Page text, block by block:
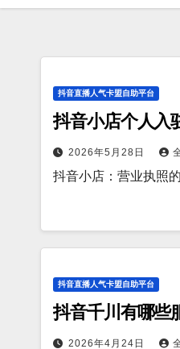
抖音直播人气卡盟自助平台
抖音小店个人入
2026年5月28日
抖音小店：营业执照
抖音直播人气卡盟自助平台
抖音千川有哪些
2026年4月24日